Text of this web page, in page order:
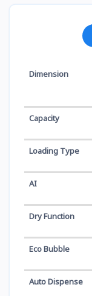
Dimension
Capacity
Loading Type
AI
Dry Function
Eco Bubble
Auto Dispense